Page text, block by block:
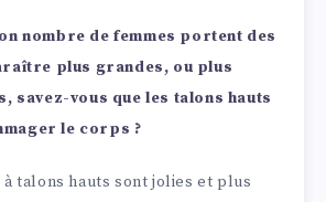
nombre de femmes portent des
plus grandes, ou plus
savez-vous que les talons hauts
le corps ?
à talons hauts sont jolies et plus